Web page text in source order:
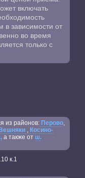
включать
в зависимости от
во время
только с
из районов: Перово
Косино-
а также от ш.
к.1